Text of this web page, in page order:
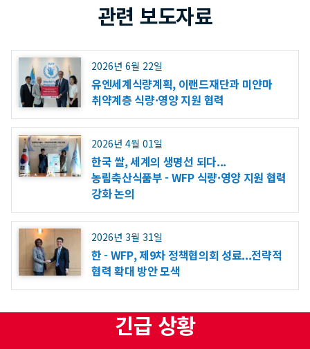
관련 보도자료
2026년 6월 22일
유엔세계식량계획, 이랜드재단과 미얀마
취약계층 식량·영양 지원 협력
2026년 4월 01일
한국 쌀, 세계의 생명선 되다...
농림축산식품부 - WFP 식량·영양 지원 협력
강화 논의
2026년 3월 31일
한 - WFP, 제9차 정책협의회 성료...전략적
협력 확대 방안 모색
긴급 상황